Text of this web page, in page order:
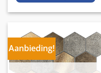
Aanbieding!